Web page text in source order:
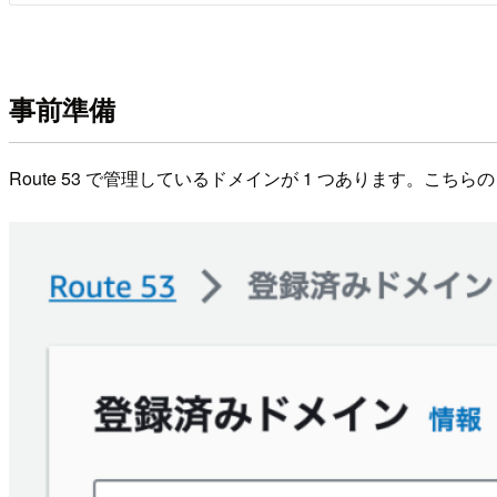
事前準備
Route 53 で管理しているドメインが 1 つあります。こちら